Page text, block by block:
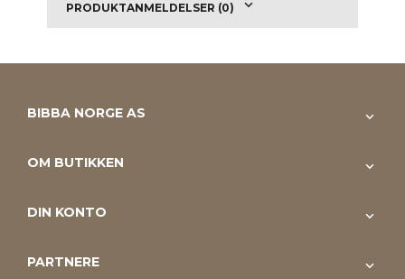
PRODUKTANMELDELSER (0)
BIBBA NORGE AS
OM BUTIKKEN
DIN KONTO
PARTNERE